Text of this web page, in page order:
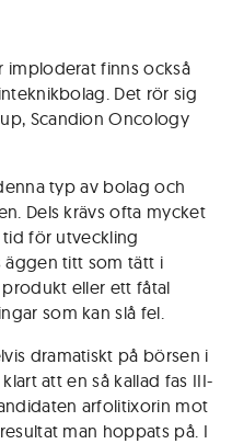
imploderat finns också
Det rör sig
Scandion Oncology
typ av bolag och
Dels krävs ofta mycket
för utveckling
äggen titt som tätt i
eller ett fåtal
som kan slå fel.
dramatiskt på börsen i
att en så kallad fas III-
arfolitixorin mot
man hoppats på. I